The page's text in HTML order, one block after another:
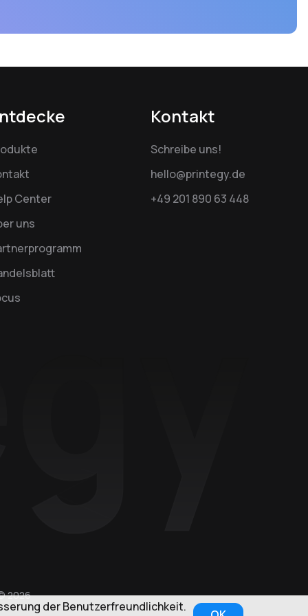
Center
uns
Kontakt
Schreibe uns!
hello@printegy.de
+49 201 890 63 448
2026
der Benutzerfreundlichkeit.